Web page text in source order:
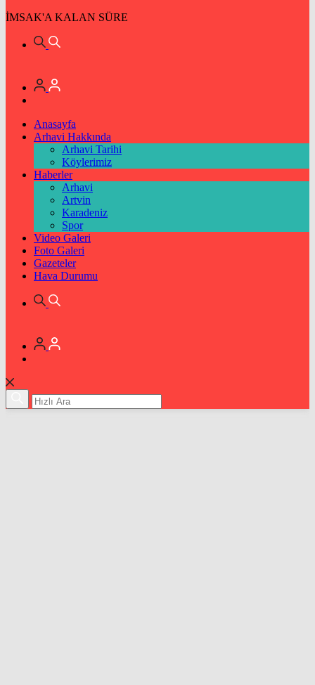
İMSAK'A KALAN SÜRE
Anasayfa
Arhavi Hakkında
Arhavi Tarihi
Köylerimiz
Haberler
Arhavi
Artvin
Karadeniz
Spor
Video Galeri
Foto Galeri
Gazeteler
Hava Durumu